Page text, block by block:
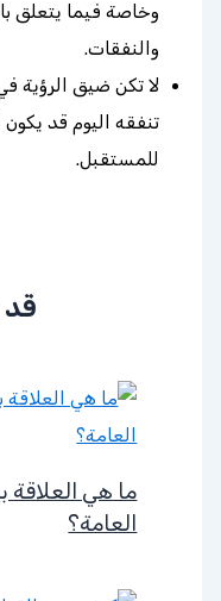
وخاصة فيما يتعلق
والنفقات.
لا تكن ضيق الرؤية
تنفقه اليوم قد يكون
للمستقبل.
قد
ما هي العلاقة
العامة؟